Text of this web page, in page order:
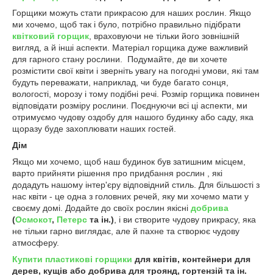
Горщики можуть стати прикрасою для наших рослин. Якщо
ми хочемо, щоб так і було, потрібно правильно підібрати
квітковий горщик , враховуючи не тільки його зовнішній
вигляд, а й інші аспекти. Матеріал горщика дуже важливий
для гарного стану рослини. Подумайте, де ви хочете
розмістити свої квіти і зверніть увагу на погодні умови, які там
будуть переважати, наприклад, чи буде багато сонця,
вологості, морозу і тому подібні речі. Розмір горщика повинен
відповідати розміру рослини. Поєднуючи всі ці аспекти, ми
отримуємо чудову оздобу для нашого будинку або саду, яка
щоразу буде захоплювати наших гостей.
Дім
Якщо ми хочемо, щоб наш будинок був затишним місцем,
варто прийняти рішення про придбання рослин , які
додадуть нашому інтер'єру відповідний стиль. Для більшості з
нас квіти - це одна з головних речей, яку ми хочемо мати у
своєму домі. Додайте до своїх рослин якісні добрива
(Осмокот, Петерс та ін.) , і ви створите чудову прикрасу, яка
не тільки гарно виглядає, але й пахне та створює чудову
атмосферу.
Купити пластикові горщики для квітів, контейнери для
дерев, кущів або добрива для троянд, гортензій та ін.